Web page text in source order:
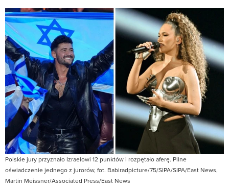
Polskie jury przyznało Izraelowi 12 punktów i rozpętało aferę. Pilne
oświadczenie jednego z jurorów, fot. Babiradpicture/75/SIPA/SIPA/East News,
Martin Meissner/Associated Press/East News